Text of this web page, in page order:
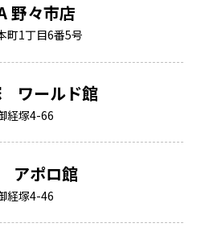
野々市店
町1丁目6番5号
ワールド館
経塚4-66
アポロ館
経塚4-46